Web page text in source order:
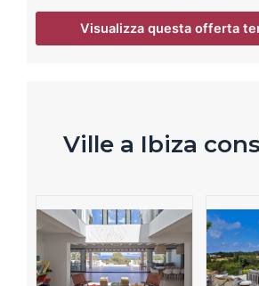
Visualizza questa offerta
Ville a Ibiza